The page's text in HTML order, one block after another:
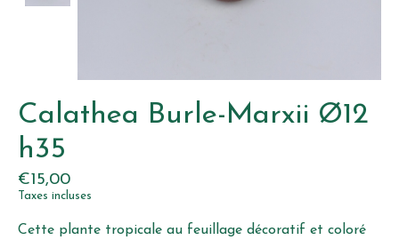
Calathea Burle-Marxii Ø12
h35
€15,00
Taxes incluses
Cette plante tropicale au feuillage décoratif et coloré